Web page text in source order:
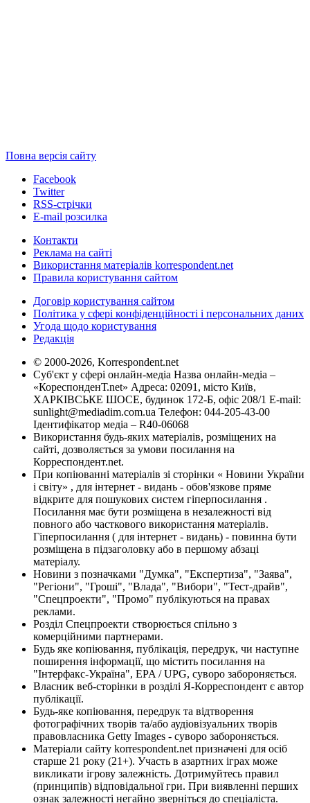
Повна версія сайту
Facebook
Twitter
RSS-стрічки
E-mail розсилка
Контакти
Реклама на сайті
Використання матеріалів korrespondent.net
Правила користування сайтом
Договір користування сайтом
Політика у сфері конфіденційності і персональних даних
Угода щодо користування
Редакція
© 2000-2026, Korrespondent.net
Суб'єкт у сфері онлайн-медіа Назва онлайн-медіа –
«КореспонденТ.net» Адреса: 02091, місто Київ,
ХАРКІВСЬКЕ ШОСЕ, будинок 172-Б, офіс 208/1 E-mail:
sunlight@mediadim.com.ua Телефон: 044-205-43-00
Ідентифікатор медіа – R40-06068
Використання будь-яких матеріалів, розміщених на
сайті, дозволяється за умови посилання на
Корреспондент.net.
При копіюванні матеріалів зі сторінки « Новини України
і світу» , для інтернет - видань - обов'язкове пряме
відкрите для пошукових систем гіперпосилання .
Посилання має бути розміщена в незалежності від
повного або часткового використання матеріалів.
Гіперпосилання ( для інтернет - видань) - повинна бути
розміщена в підзаголовку або в першому абзаці
матеріалу.
Новини з позначками "Думка", "Експертиза", "Заява",
"Регіони", "Гроші", "Влада", "Вибори", "Тест-драйв",
"Спецпроекти", "Промо" публікуються на правах
реклами.
Розділ Спецпроекти створюється спільно з
комерційними партнерами.
Будь яке копіювання, публікація, передрук, чи наступне
поширення інформації, що містить посилання на
"Інтерфакс-Україна", EPA / UPG, суворо забороняється.
Власник веб-сторінки в розділі Я-Корреспондент є автор
публікації.
Будь-яке копіювання, передрук та відтворення
фотографічних творів та/або аудіовізуальних творів
правовласника Getty Images - суворо забороняється.
Матеріали сайту korrespondent.net призначені для осіб
старше 21 року (21+). Участь в азартних іграх може
викликати ігрову залежність. Дотримуйтесь правил
(принципів) відповідальної гри. При виявленні перших
ознак залежності негайно зверніться до спеціаліста.